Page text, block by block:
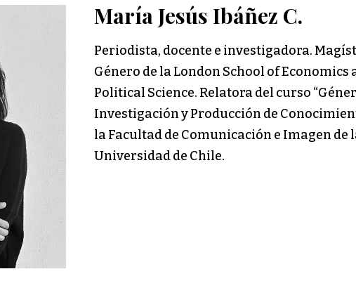
María Jesús Ibáñez C.
Periodista, docente e investigadora.
Género de la London School of Economics
Political Science. Relatora del curso
Investigación y Producción de
la Facultad de Comunicación e Imagen de
Universidad de Chile.